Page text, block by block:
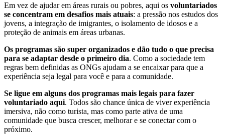
Em vez de ajudar em áreas rurais ou pobres, aqui os voluntariados
se concentram em desafios mais atuais: a pressão nos estudos dos
jovens, a integração de imigrantes, o isolamento de idosos e a
proteção de animais em áreas urbanas.
Os programas são super organizados e dão tudo o que precisa
para se adaptar desde o primeiro dia. Como a sociedade tem
regras bem definidas as ONGs ajudam a se encaixar para que a
experiência seja legal para você e para a comunidade.
Se ligue em alguns dos programas mais legais para fazer
voluntariado aqui. Todos são chance única de viver experiência
imersiva, não como turista, mas como parte ativa de uma
comunidade que busca crescer, melhorar e se conectar com o
próximo.